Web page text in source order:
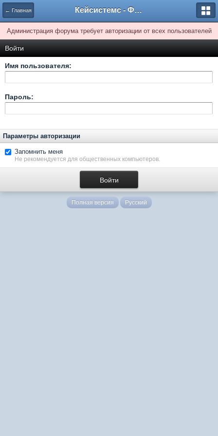
← Главная Кейсистемс - Форумы
Администрация форума требует авторизации от всех пользователей
Войти
Имя пользователя:
Пароль:
Параметры авторизации
Запомнить меня
Не рекомендуется для общественных компьютеров.
Полная версия Русский